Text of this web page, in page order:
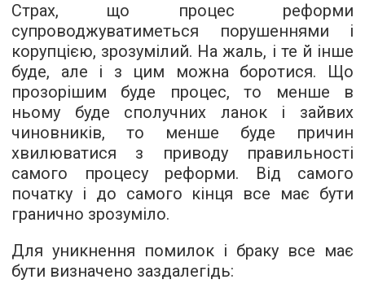
Страх, що процес реформи
супроводжуватиметься порушеннями і
корупцією, зрозумілий. На жаль, і те й інше
буде, але і з цим можна боротися. Що
прозорішим буде процес, то менше в
ньому буде сполучних ланок і зайвих
чиновників, то менше буде причин
хвилюватися з приводу правильності
самого процесу реформи. Від самого
початку і до самого кінця все має бути
гранично зрозуміло.
Для уникнення помилок і браку все має
бути визначено заздалегідь: